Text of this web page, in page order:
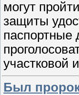
могут
защиты
паспортные
участковой
Был